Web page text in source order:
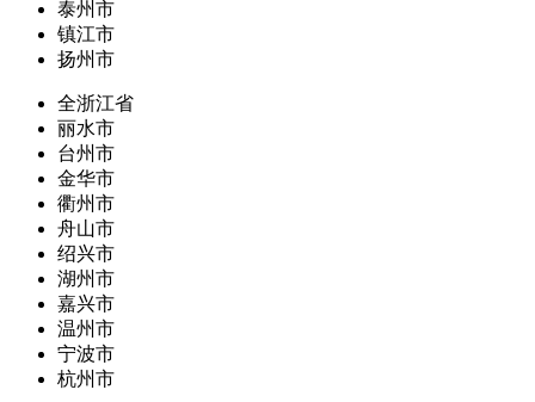
泰州市
镇江市
扬州市
全浙江省
丽水市
台州市
金华市
衢州市
舟山市
绍兴市
湖州市
嘉兴市
温州市
宁波市
杭州市